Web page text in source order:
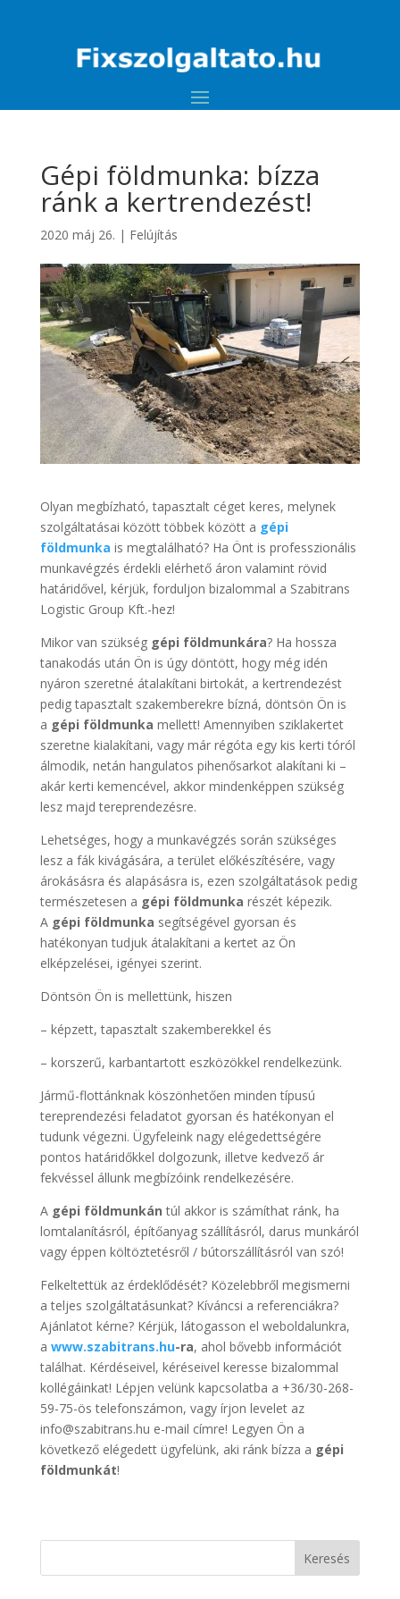
Gépi földmunka: bízza
ránk a kertrendezést!
2020 máj 26. | Felújítás
Olyan megbízható, tapasztalt céget keres, melynek
szolgáltatásai között többek között a gépi
földmunka is megtalálható? Ha Önt is professzionális
munkavégzés érdekli elérhető áron valamint rövid
határidővel, kérjük, forduljon bizalommal a Szabitrans
Logistic Group Kft.-hez!
Mikor van szükség gépi földmunkára? Ha hossza
tanakodás után Ön is úgy döntött, hogy még idén
nyáron szeretné átalakítani birtokát, a kertrendezést
pedig tapasztalt szakemberekre bízná, döntsön Ön is
a gépi földmunka mellett! Amennyiben sziklakertet
szeretne kialakítani, vagy már régóta egy kis kerti tóról
álmodik, netán hangulatos pihenősarkot alakítani ki –
akár kerti kemencével, akkor mindenképpen szükség
lesz majd tereprendezésre.
Lehetséges, hogy a munkavégzés során szükséges
lesz a fák kivágására, a terület előkészítésére, vagy
árokásásra és alapásásra is, ezen szolgáltatások pedig
természetesen a gépi földmunka részét képezik.
Agépi földmunka segítségével gyorsan és
hatékonyan tudjuk átalakítani a kertet az Ön
elképzelései, igényei szerint.
Döntsön Ön is mellettünk, hiszen
– képzett, tapasztalt szakemberekkel és
– korszerű, karbantartott eszközökkel rendelkezünk.
Jármű-flottánknak köszönhetően minden típusú
tereprendezési feladatot gyorsan és hatékonyan el
tudunk végezni. Ügyfeleink nagy elégedettségére
pontos határidőkkel dolgozunk, illetve kedvező ár
fekvéssel állunk megbízóink rendelkezésére.
A gépi földmunkán túl akkor is számíthat ránk, ha
lomtalanításról, építőanyag szállításról, darus munkáról
vagy éppen költöztetésről / bútorszállításról van szó!
Felkeltettük az érdeklődését? Közelebbről megismerni
a teljes szolgáltatásunkat? Kíváncsi a referenciákra?
Ajánlatot kérne? Kérjük, látogasson el weboldalunkra,
a www.szabitrans.hu-ra, ahol bővebb információt
találhat. Kérdéseivel, kéréseivel keresse bizalommal
kollégáinkat! Lépjen velünk kapcsolatba a +36/30-268-
59-75-ös telefonszámon, vagy írjon levelet az
info@szabitrans.hu e-mail címre! Legyen Ön a
következő elégedett ügyfelünk, aki ránk bízza a gépi
földmunkát!